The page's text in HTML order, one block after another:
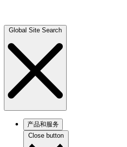
Global Site Search
产品和服务
Close button